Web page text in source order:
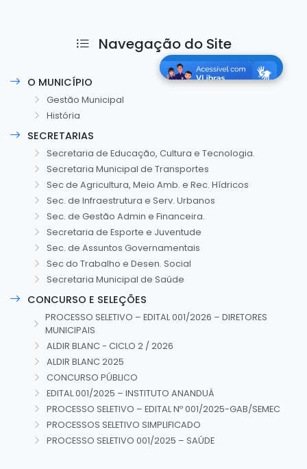
Navegação do Site
O MUNICÍPIO
Gestão Municipal
História
SECRETARIAS
Secretaria de Educação, Cultura e Tecnologia.
Secretaria Municipal de Transportes
Sec de Agricultura, Meio Amb. e Rec. Hídricos
Sec. de Infraestrutura e Serv. Urbanos
Sec. de Gestão Admin e Financeira.
Secretaria de Esporte e Juventude
Sec. de Assuntos Governamentais
Sec do Trabalho e Desen. Social
Secretaria Municipal de Saúde
CONCURSO E SELEÇÕES
PROCESSO SELETIVO – EDITAL 001/2026 – DIRETORES
MUNICIPAIS
ALDIR BLANC - CICLO 2 / 2026
ALDIR BLANC 2025
CONCURSO PÚBLICO
EDITAL 001/2025 – INSTITUTO ANANDUÁ
PROCESSO SELETIVO – EDITAL Nº 001/2025-GAB/SEMEC
PROCESSOS SELETIVO SIMPLIFICADO
PROCESSO SELETIVO 001/2025 – SAÚDE